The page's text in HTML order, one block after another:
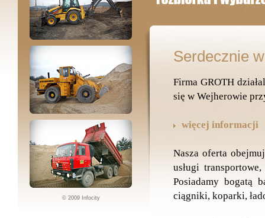
© 2009 Infocity
Serdecznie
Firma GROTH
się w Wejherowie
więcej informacji
Nasza oferta
usługi
Posiadamy bogatą
ciągniki, koparki,